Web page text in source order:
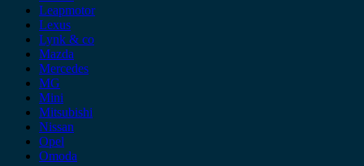
Leapmotor
Lexus
Lynk & co
Mazda
Mercedes
MG
Mini
Mitsubishi
Nissan
Opel
Omoda